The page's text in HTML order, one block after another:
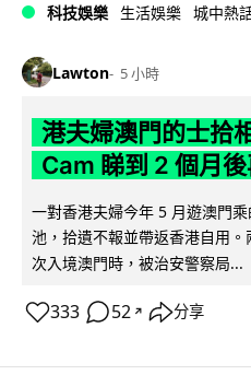
科技娛樂 生活娛樂 城中熱
Lawton 5 小時
港夫婦澳門的士拾
Cam 睇到 2 個月
一對香港夫婦今年 5 月遊澳門
池，拾遺不報並帶返香港自用
次入境澳門時，被治安警察局...
333 52 ↗ 分享